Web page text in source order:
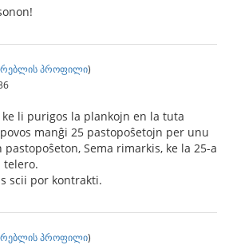
პროფილი)
ke li purigos la plankojn en la tuta
manĝi 25 pastopoŝetojn per unu
Sema rimarkis, ke la 25-a
telero.
scii por kontrakti.
პროფილი)